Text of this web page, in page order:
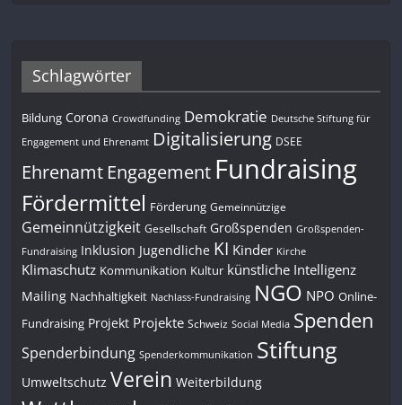
Schlagwörter
Bildung Corona Crowdfunding Demokratie Deutsche Stiftung für
Engagement und Ehrenamt Digitalisierung DSEE
Ehrenamt Engagement Fundraising
Fördermittel Förderung Gemeinnützige
Gemeinnützigkeit Gesellschaft Großspenden Großspenden-
Fundraising Inklusion Jugendliche KI Kinder Kirche
Klimaschutz Kommunikation Kultur künstliche Intelligenz
Mailing Nachhaltigkeit Nachlass-Fundraising NGO NPO Online-
Fundraising Projekt Projekte Schweiz Social Media Spenden
Spenderbindung Spenderkommunikation Stiftung
Umweltschutz Verein Weiterbildung